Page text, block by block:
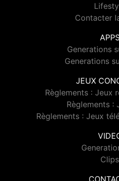
Contacter
Generations
Generations
JEUX
Règlements : Jeux
Règlements :
Règlements : Jeux
Clips